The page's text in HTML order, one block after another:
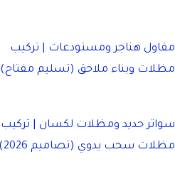
مقاول هناجر ومستودعات | تركيب
مظلات وبناء ملاحق (تسليم مفتاح)
سواتر حديد ومظلات لكسان | تركيب
مظلات سحب يدوي (تصاميم 2026)